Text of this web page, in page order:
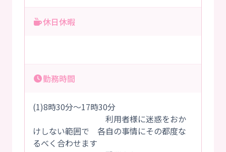
休日休暇
勤務時間
(1)8時30分～17時30分
利用者様に迷惑をおか
けしない範囲で 各自の事情にその都度な
るべく合わせます